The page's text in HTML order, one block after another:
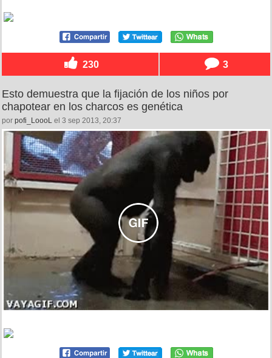
230 3
Esto demuestra que la fijación de los niños por
chapotear en los charcos es genética
por pofi_LoooL el 3 sep 2013, 20:37